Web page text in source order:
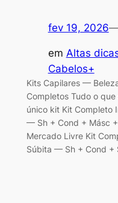
fev 19, 2026
em Altas
Cabelos+
Kits Capilares —
Completos Tudo o
único kit Kit Completo
— Sh + Cond + Másc
Mercado Livre Kit
Súbita — Sh + Cond +